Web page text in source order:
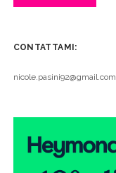
CONTATTAMI:
nicole.pasini92@gmail.com